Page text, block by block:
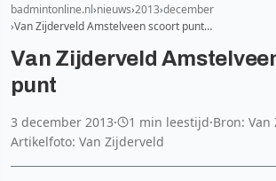
badmintonline.nl nieuws 2013 december
Van Zijderveld Amstelveen scoort punt…
Van Zijderveld
punt
3 december 2013· 1 min leestijd·Bron:
Artikelfoto: Van Zijderveld